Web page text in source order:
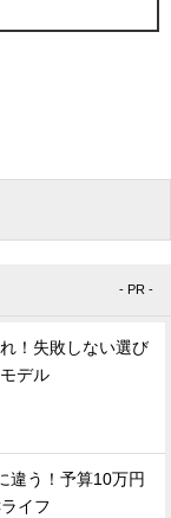
- PR -
！失敗しない選び
デル
違う！予算10万円
イフ